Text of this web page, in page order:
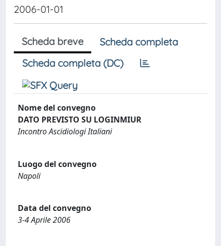
2006-01-01
Scheda breve
Scheda completa
Scheda completa (DC)
Nome del convegno
DATO PREVISTO SU LOGINMIUR
Incontro Ascidiologi Italiani
Luogo del convegno
Napoli
Data del convegno
3-4 Aprile 2006